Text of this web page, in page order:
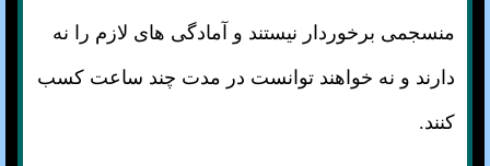
منسجمی برخوردار نیستند و آمادگی های لازم را نه
دارند و نه خواهند توانست در مدت چند ساعت کسب
کنند.